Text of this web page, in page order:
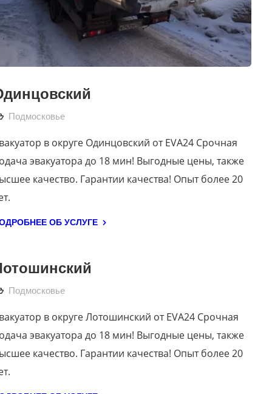
Подмосковье
в округе Одинцовский от EVA24 Срочная
эвакуатора до 18 мин! Выгодные цены, также
качество. Гарантии качества! Опыт более 20
ОБ УСЛУГЕ
Подмосковье
в округе Лотошинский от EVA24 Срочная
эвакуатора до 18 мин! Выгодные цены, также
качество. Гарантии качества! Опыт более 20